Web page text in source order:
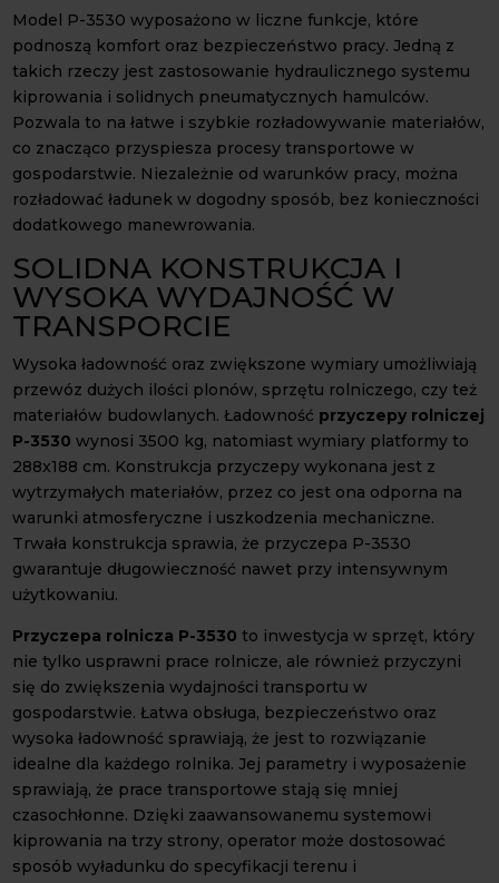
Model P-3530 wyposażono w liczne funkcje, które
podnoszą komfort oraz bezpieczeństwo pracy. Jedną z
takich rzeczy jest zastosowanie hydraulicznego systemu
kiprowania i solidnych pneumatycznych hamulców.
Pozwala to na łatwe i szybkie rozładowywanie materiałów,
co znacząco przyspiesza procesy transportowe w
gospodarstwie. Niezależnie od warunków pracy, można
rozładować ładunek w dogodny sposób, bez konieczności
dodatkowego manewrowania.
SOLIDNA KONSTRUKCJA I
WYSOKA WYDAJNOŚĆ W
TRANSPORCIE
Wysoka ładowność oraz zwiększone wymiary umożliwiają
przewóz dużych ilości plonów, sprzętu rolniczego, czy też
materiałów budowlanych. Ładowność przyczepy rolniczej
P-3530 wynosi 3500 kg, natomiast wymiary platformy to
288x188 cm. Konstrukcja przyczepy wykonana jest z
wytrzymałych materiałów, przez co jest ona odporna na
warunki atmosferyczne i uszkodzenia mechaniczne.
Trwała konstrukcja sprawia, że przyczepa P-3530
gwarantuje długowieczność nawet przy intensywnym
użytkowaniu.
Przyczepa rolnicza P-3530 to inwestycja w sprzęt, który
nie tylko usprawni prace rolnicze, ale również przyczyni
się do zwiększenia wydajności transportu w
gospodarstwie. Łatwa obsługa, bezpieczeństwo oraz
wysoka ładowność sprawiają, że jest to rozwiązanie
idealne dla każdego rolnika. Jej parametry i wyposażenie
sprawiają, że prace transportowe stają się mniej
czasochłonne. Dzięki zaawansowanemu systemowi
kiprowania na trzy strony, operator może dostosować
sposób wyładunku do specyfikacji terenu i